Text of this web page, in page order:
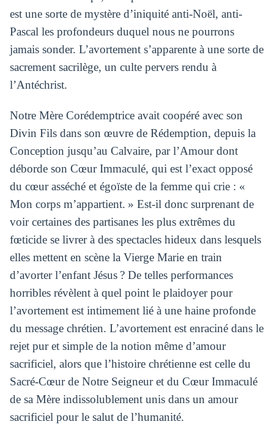
est une sorte de mystère d’iniquité anti-Noël, anti-
Pascal les profondeurs duquel nous ne pourrons
jamais sonder. L’avortement s’apparente à une sorte de
sacrement sacrilège, un culte pervers rendu à
l’Antéchrist.
Notre Mère Corédemptrice avait coopéré avec son
Divin Fils dans son œuvre de Rédemption, depuis la
Conception jusqu’au Calvaire, par l’Amour dont
déborde son Cœur Immaculé, qui est l’exact opposé
du cœur asséché et égoïste de la femme qui crie : «
Mon corps m’appartient. » Est-il donc surprenant de
voir certaines des partisanes les plus extrêmes du
fœticide se livrer à des spectacles hideux dans lesquels
elles mettent en scène la Vierge Marie en train
d’avorter l’enfant Jésus ? De telles performances
horribles révèlent à quel point le plaidoyer pour
l’avortement est intimement lié à une haine profonde
du message chrétien. L’avortement est enraciné dans le
rejet pur et simple de la notion même d’amour
sacrificiel, alors que l’histoire chrétienne est celle du
Sacré-Cœur de Notre Seigneur et du Cœur Immaculé
de sa Mère indissolublement unis dans un amour
sacrificiel pour le salut de l’humanité.